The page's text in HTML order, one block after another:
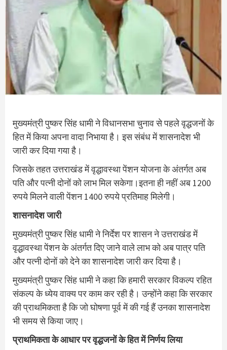
मुख्‍यमंत्री पुष्‍कर सिंह धामी ने विधानसभा चुनाव से पहले वृद्धजनों के
हित में किया अपना वादा निभाया है। इस संबंध में शासनादेश भी
जारी कर दिया गया है।
जिसके तहत उत्तराखंड में वृद्धावस्‍था पेंशन योजना के अंतर्गत अब
पति और पत्नी दोनों को लाभ मिल सकेगा।इतना ही नहीं अब 1200
रुपये मिलने वाली पेंशन 1400 रुपये प्रतिमाह मिलेगी।
शासनादेश जारी
मुख्यमंत्री पुष्कर सिंह धामी ने निर्देश पर शासन ने उत्तराखंड में
वृद्धावस्‍था पेंशन के अंतर्गत दिए जाने वाले लाभ को अब पात्र पति
और पत्नी दोनों को देने का शासनादेश जारी कर दिया है।
मुख्यमंत्री पुष्कर सिंह धामी ने कहा कि हमारी सरकार विकल्प रहित
संकल्प के ध्येय वाक्य पर काम कर रही है। उन्होंने कहा कि सरकार
की प्राथमिकता है कि जो घोषणा पूर्व में की गई हैं उनका शासनादेश
भी समय से किया जाए।
प्राथमिकता के आधार पर वृद्धजनों के हित में निर्णय लिया